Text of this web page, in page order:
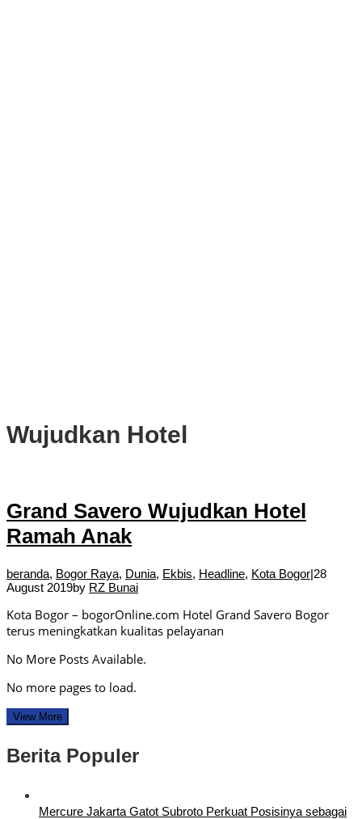
Wujudkan Hotel
Grand Savero Wujudkan Hotel
Ramah Anak
beranda, Bogor Raya, Dunia, Ekbis, Headline, Kota Bogor|28
August 2019by RZ Bunai
Kota Bogor – bogorOnline.com Hotel Grand Savero Bogor
terus meningkatkan kualitas pelayanan
No More Posts Available.
No more pages to load.
View More
Berita Populer
Mercure Jakarta Gatot Subroto Perkuat Posisinya sebagai